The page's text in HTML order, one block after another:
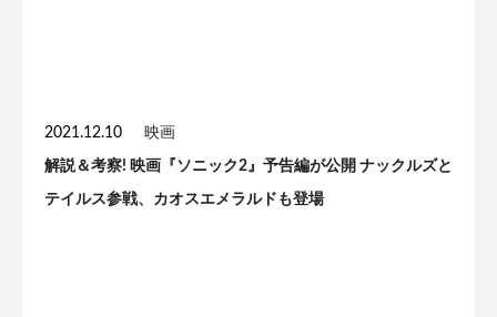
2021.12.10 映画
解説＆考察! 映画『ソニック2』予告編が公開 ナックルズと
テイルス参戦、カオスエメラルドも登場